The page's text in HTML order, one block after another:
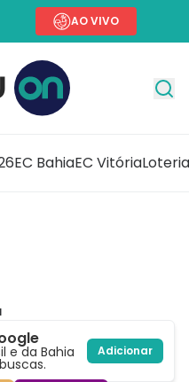
AO VIVO
EC BahiaEC Vitória
e da Bahia Adicionar